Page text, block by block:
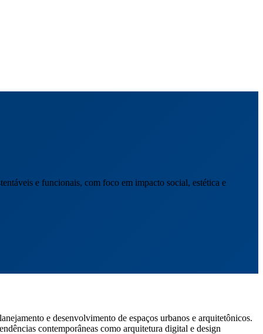
e funcionais, com foco em impacto social, estética e
e desenvolvimento de espaços urbanos e arquitetônicos.
contemporâneas como arquitetura digital e design